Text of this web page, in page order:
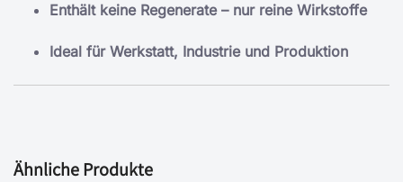
Enthält keine Regenerate – nur reine Wirkstoffe
Ideal für Werkstatt, Industrie und Produktion
Ähnliche Produkte